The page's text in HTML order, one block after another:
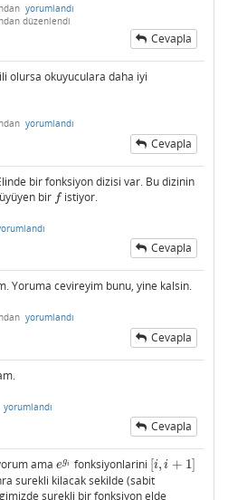
yorumlandı
düzenlendi
Cevapla
olursa okuyuculara daha iyi
yorumlandı
Cevapla
bir fonksiyon dizisi var. Bu dizinin
bir f
f istiyor.
Cevapla
Yoruma cevireyim bunu, yine kalsin.
yorumlandı
Cevapla
yorumlandı
Cevapla
ama egi
egi fonksiyonlarini [i, i + 1]
i,i+1]
surekli kilacak sekilde (sabit
surekli bir fonksiyon elde